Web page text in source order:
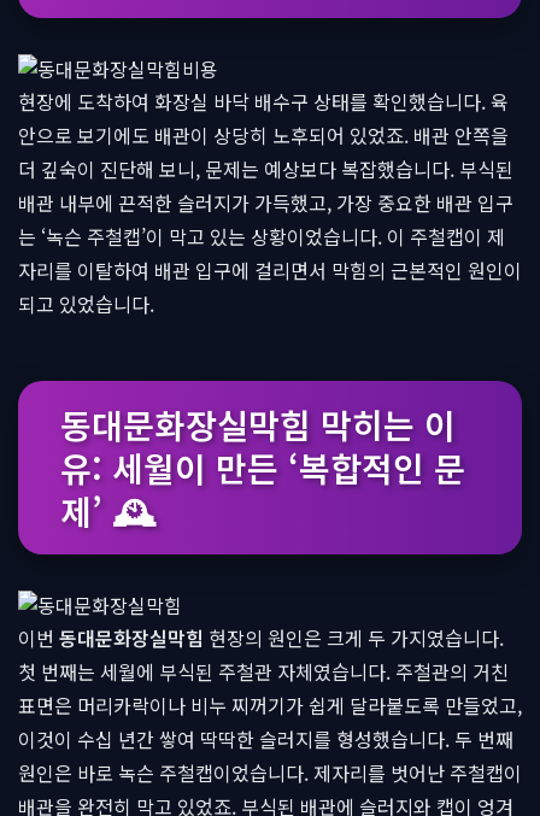
현장에 도착하여 화장실 바닥 배수구 상태를 확인했습니다. 육
안으로 보기에도 배관이 상당히 노후되어 있었죠. 배관 안쪽을
더 깊숙이 진단해 보니, 문제는 예상보다 복잡했습니다. 부식된
배관 내부에 끈적한 슬러지가 가득했고, 가장 중요한 배관 입구
는 ‘녹슨 주철캡’이 막고 있는 상황이었습니다. 이 주철캡이 제
자리를 이탈하여 배관 입구에 걸리면서 막힘의 근본적인 원인이
되고 있었습니다.
동대문화장실막힘 막히는 이
유: 세월이 만든 ‘복합적인 문
제’ 🕰
이번 동대문화장실막힘 현장의 원인은 크게 두 가지였습니다.
첫 번째는 세월에 부식된 주철관 자체였습니다. 주철관의 거친
표면은 머리카락이나 비누 찌꺼기가 쉽게 달라붙도록 만들었고,
이것이 수십 년간 쌓여 딱딱한 슬러지를 형성했습니다. 두 번째
원인은 바로 녹슨 주철캡이었습니다. 제자리를 벗어난 주철캡이
배관을 완전히 막고 있었죠. 부식된 배관에 슬러지와 캡이 엉겨